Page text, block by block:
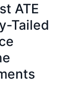
ATE
Tailed